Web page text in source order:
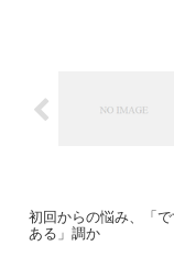
初回からの悩み、「
ある」調か